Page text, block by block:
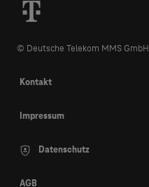
© Deutsche Telekom MMS GmbH
Kontakt
Impressum
Datenschutz
AGB